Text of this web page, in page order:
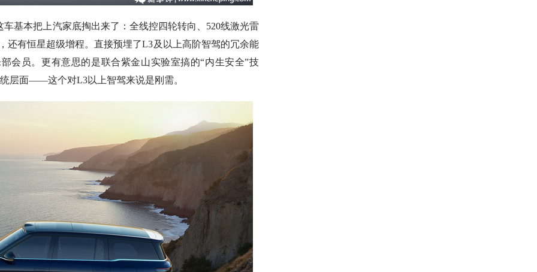
基本把上汽家底掏出来了：全线控四轮转向、520线激光雷
还有恒星超级增程。直接预埋了L3及以上高阶智驾的冗余能
会员。更有意思的是联合紫金山实验室搞的“内生安全”技
层面——这个对L3以上智驾来说是刚需。